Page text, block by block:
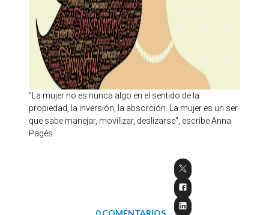
"La mujer no es nunca algo en el sentido de la
propiedad, la inversión, la absorción. La mujer es un ser
que sabe manejar, movilizar, deslizarse", escribe Anna
Pagés.
0 COMENTARIOS